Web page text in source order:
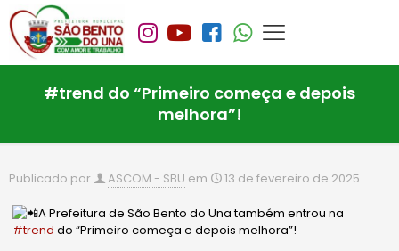
#trend do “Primeiro começa e depois
melhora”!
Publicado por ASCOM - SBU em 13 de fevereiro de 2025
A Prefeitura de São Bento do Una também entrou na
#trend do “Primeiro começa e depois melhora”!